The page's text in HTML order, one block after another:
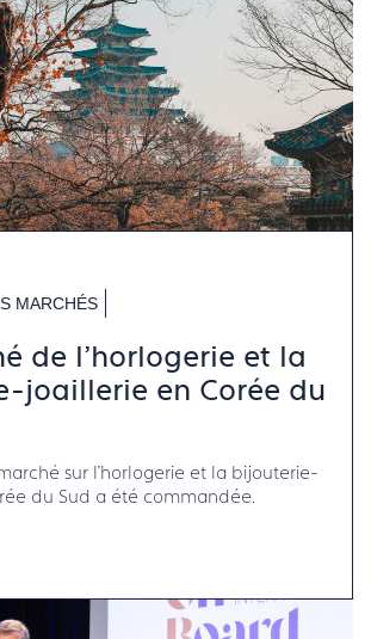
MARCHÉS
de l'horlogerie et la
joaillerie en Corée du
sur l'horlogerie et la bijouterie-
du Sud a été commandée.